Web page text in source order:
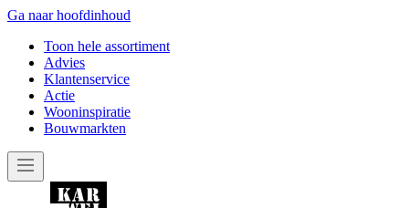
Ga naar hoofdinhoud
Toon hele assortiment
Advies
Klantenservice
Actie
Wooninspiratie
Bouwmarkten